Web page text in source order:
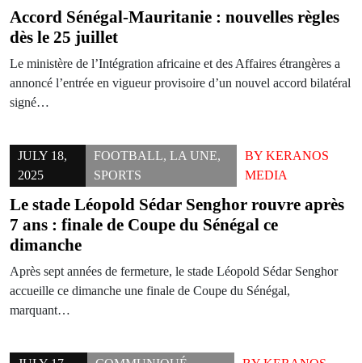
Accord Sénégal-Mauritanie : nouvelles règles
dès le 25 juillet
Le ministère de l’Intégration africaine et des Affaires étrangères a
annoncé l’entrée en vigueur provisoire d’un nouvel accord bilatéral
signé…
JULY 18,
2025
FOOTBALL, LA UNE,
SPORTS
BYKERANOS
MEDIA
Le stade Léopold Sédar Senghor rouvre après
7 ans : finale de Coupe du Sénégal ce
dimanche
Après sept années de fermeture, le stade Léopold Sédar Senghor
accueille ce dimanche une finale de Coupe du Sénégal,
marquant…